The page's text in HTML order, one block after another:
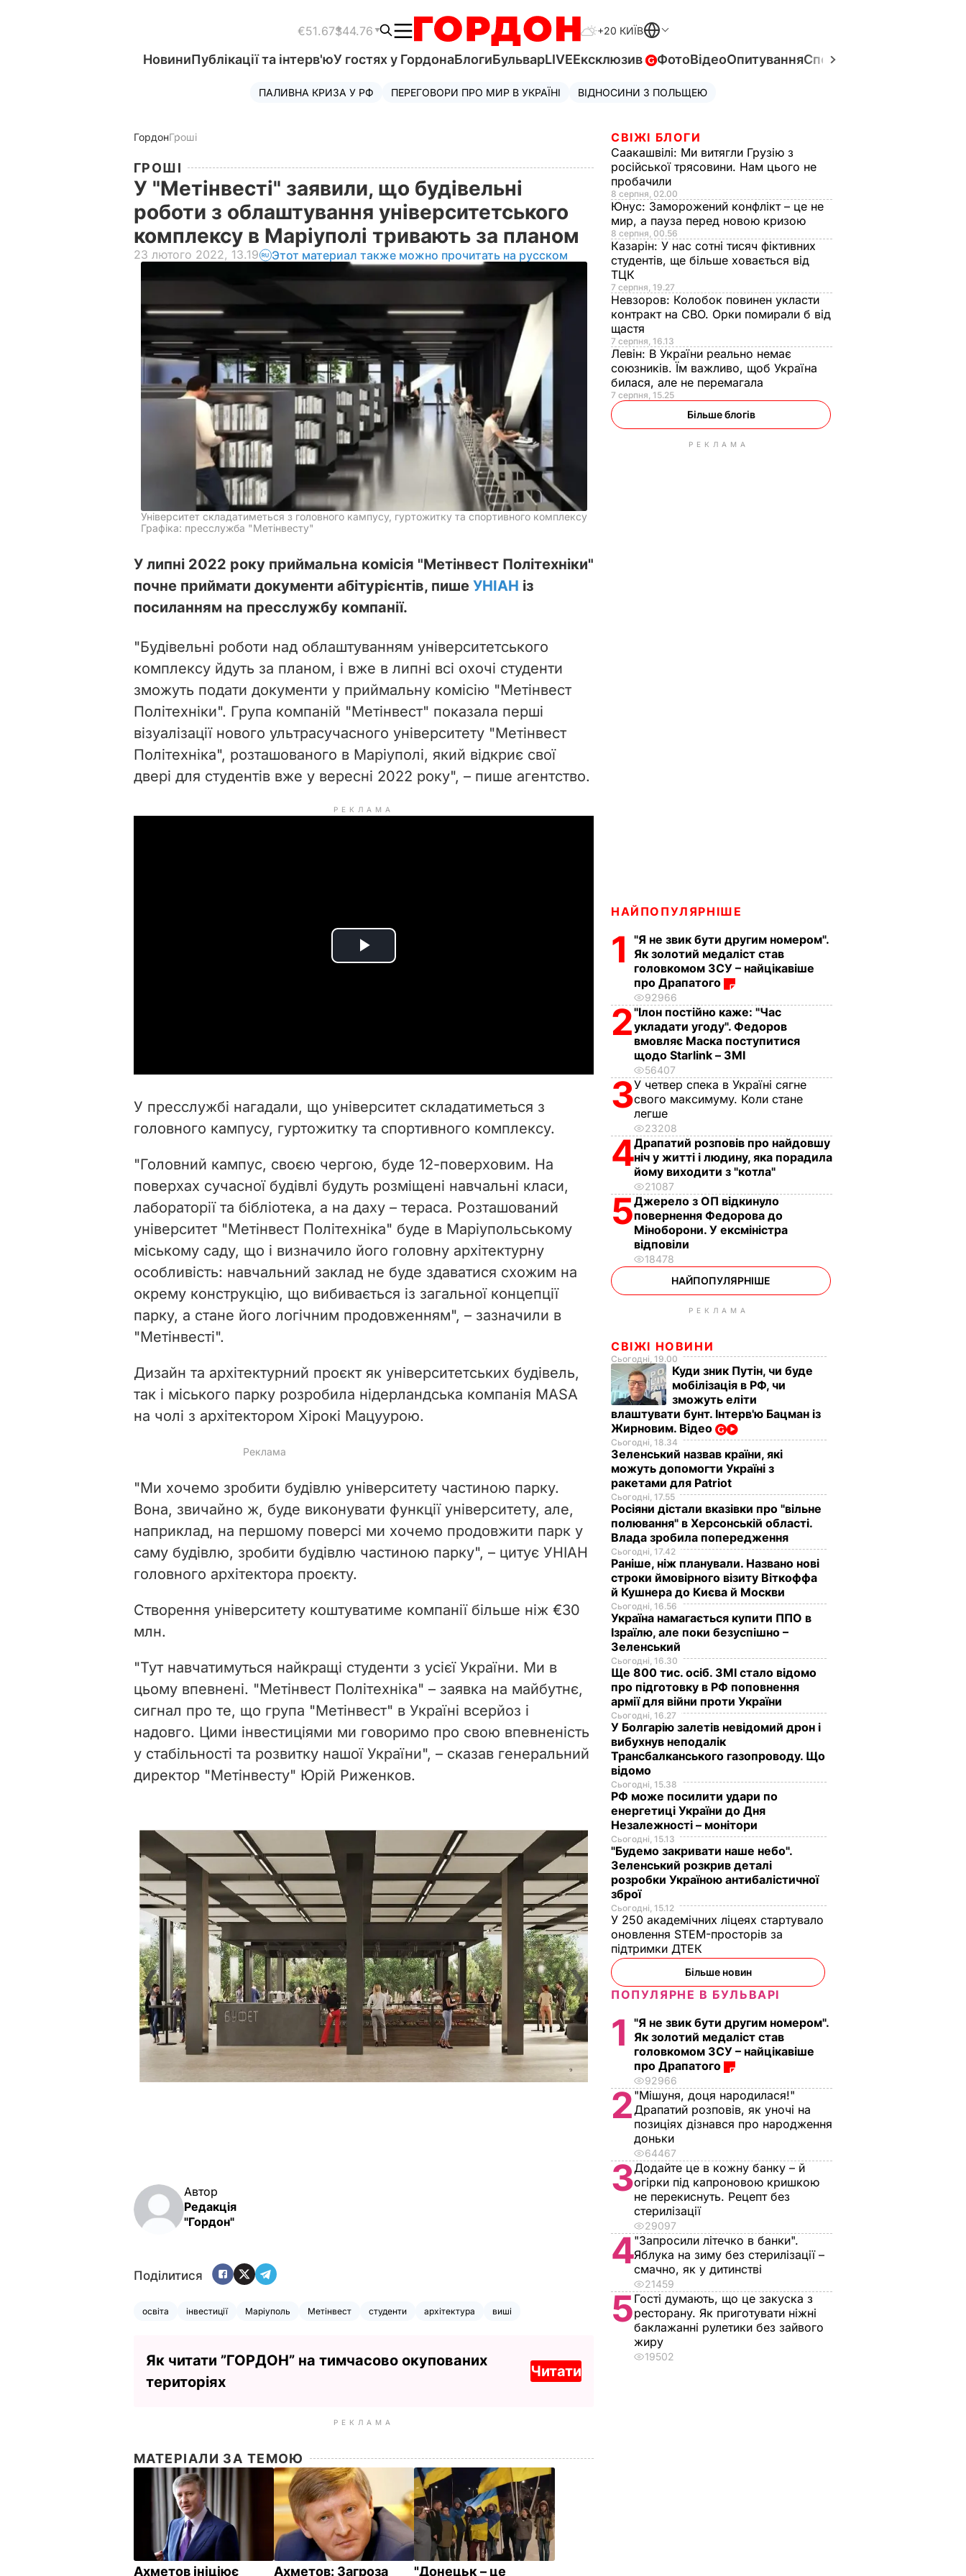
€51.67$44.76 +20 КИЇВ
НовиниПублікації та інтерв'юУ гостях у ГордонаБлогиБульварLIVEЕксклюзив ФотоВідеоОпитуванняСпецпроєкти
ПАЛИВНА КРИЗА У РФ ПЕРЕГОВОРИ ПРО МИР В УКРАЇНІ ВІДНОСИНИ З ПОЛЬЩЕЮ
ГордонГроші
ГРОШІ
У "Метінвесті" заявили, що будівельні
роботи з облаштування університетського
комплексу в Маріуполі тривають за планом
23 лютого 2022, 13.19 Этот материал также можно прочитать на русском
Університет складатиметься з головного кампусу, гуртожитку та спортивного комплексу
Графіка: пресслужба "Метінвесту"
У липні 2022 року приймальна комісія "Метінвест Політехніки"
почне приймати документи абітурієнтів, пише УНІАН із
посиланням на пресслужбу компанії.
"Будівельні роботи над облаштуванням університетського
комплексу йдуть за планом, і вже в липні всі охочі студенти
зможуть подати документи у приймальну комісію "Метінвест
Політехніки". Група компаній "Метінвест" показала перші
візуалізації нового ультрасучасного університету "Метінвест
Політехніка", розташованого в Маріуполі, який відкриє свої
двері для студентів вже у вересні 2022 року", – пише агентство.
РЕКЛАМА
P
i
d
e
o
У пресслужбі нагадали, що університет складатиметься з
головного кампусу, гуртожитку та спортивного комплексу.
"Головний кампус, своєю чергою, буде 12-поверховим. На
поверхах сучасної будівлі будуть розміщені навчальні класи,
лабораторії та бібліотека, а на даху – тераса. Розташований
університет "Метінвест Політехніка" буде в Маріупольському
міському саду, що і визначило його головну архітектурну
особливість: навчальний заклад не буде здаватися схожим на
окрему конструкцію, що вибивається із загальної концепції
парку, а стане його логічним продовженням", – зазначили в
"Метінвесті".
Дизайн та архітектурний проєкт як університетських будівель,
так і міського парку розробила нідерландська компанія MASA
на чолі з архітектором Хірокі Мацуурою.
"Ми хочемо зробити будівлю університету частиною парку.
Вона, звичайно ж, буде виконувати функції університету, але,
наприклад, на першому поверсі ми хочемо продовжити парк у
саму будівлю, зробити будівлю частиною парку", – цитує УНІАН
головного архітектора проєкту.
Створення університету коштуватиме компанії більше ніж €30
млн.
"Тут навчатимуться найкращі студенти з усієї України. Ми в
цьому впевнені. "Метінвест Політехніка" – заявка на майбутнє,
сигнал про те, що група "Метінвест" в Україні всерйоз і
надовго. Цими інвестиціями ми говоримо про свою впевненість
у стабільності та розвитку нашої України", – сказав генеральний
директор "Метінвесту" Юрій Риженков.
❮ ❯
Автор
Редакція
"Гордон"
Поділитися
освіта інвестиції Маріуполь Метінвест студенти архітектура виші
Як читати ”ГОРДОН” на тимчасово окупованих
територіях
Читати
РЕКЛАМА
МАТЕРІАЛИ ЗА ТЕМОЮ
Ахметов ініціює Ахметов: Загроза "Донецьк – це
СВІЖІ БЛОГИ
Саакашвілі: Ми витягли Грузію з
російської трясовини. Нам цього не
пробачили
8 серпня, 02.00
Юнус: Заморожений конфлікт – це не
мир, а пауза перед новою кризою
8 серпня, 00.56
Казарін: У нас сотні тисяч фіктивних
студентів, ще більше ховається від
ТЦК
7 серпня, 19.27
Невзоров: Колобок повинен укласти
контракт на СВО. Орки помирали б від
щастя
7 серпня, 16.13
Левін: В України реально немає
союзників. Їм важливо, щоб Україна
билася, але не перемагала
7 серпня, 15.25
Більше блогів
РЕКЛАМА
НАЙПОПУЛЯРНІШЕ
1
"Я не звик бути другим номером".
Як золотий медаліст став
головкомом ЗСУ – найцікавіше
про Драпатого
92966
2"Ілон постійно каже: "Час
укладати угоду". Федоров
вмовляє Маска поступитися
щодо Starlink – ЗМІ
56407
3У четвер спека в Україні сягне
свого максимуму. Коли стане
легше
23208
4Драпатий розповів про найдовшу
ніч у житті і людину, яка порадила
йому виходити з "котла"
21087
5Джерело з ОП відкинуло
повернення Федорова до
Міноборони. У ексміністра
відповіли
18478
НАЙПОПУЛЯРНІШЕ
РЕКЛАМА
СВІЖІ НОВИНИ
Сьогодні, 19.00
Куди зник Путін, чи буде
мобілізація в РФ, чи
зможуть еліти
влаштувати бунт. Інтерв'ю Бацман із
Жирновим. Відео
Сьогодні, 18.34
Зеленський назвав країни, які
можуть допомогти Україні з
ракетами для Patriot
Сьогодні, 17.55
Росіяни дістали вказівки про "вільне
полювання" в Херсонській області.
Влада зробила попередження
Сьогодні, 17.42
Раніше, ніж планували. Названо нові
строки ймовірного візиту Віткоффа
й Кушнера до Києва й Москви
Сьогодні, 16.56
Україна намагається купити ППО в
Ізраїлю, але поки безуспішно –
Зеленський
Сьогодні, 16.30
Ще 800 тис. осіб. ЗМІ стало відомо
про підготовку в РФ поповнення
армії для війни проти України
Сьогодні, 16.27
У Болгарію залетів невідомий дрон і
вибухнув неподалік
Трансбалканського газопроводу. Що
відомо
Сьогодні, 15.38
РФ може посилити удари по
енергетиці України до Дня
Незалежності – монітори
Сьогодні, 15.13
"Будемо закривати наше небо".
Зеленський розкрив деталі
розробки Україною антибалістичної
зброї
Сьогодні, 15.12
У 250 академічних ліцеях стартувало
оновлення STEM-просторів за
підтримки ДТЕК​
Більше новин
ПОПУЛЯРНЕ В БУЛЬВАРІ
1
"Я не звик бути другим номером".
Як золотий медаліст став
головкомом ЗСУ – найцікавіше
про Драпатого
92966
2 "Мішуня, доця народилася!"
Драпатий розповів, як уночі на
позиціях дізнався про народження
доньки
64467
3Додайте це в кожну банку – й
огірки під капроновою кришкою
не перекиснуть. Рецепт без
стерилізації
29097
4"Запросили літечко в банки".
Яблука на зиму без стерилізації –
смачно, як у дитинстві
21459
5Гості думають, що це закуска з
ресторану. Як приготувати ніжні
баклажанні рулетики без зайвого
жиру
19502